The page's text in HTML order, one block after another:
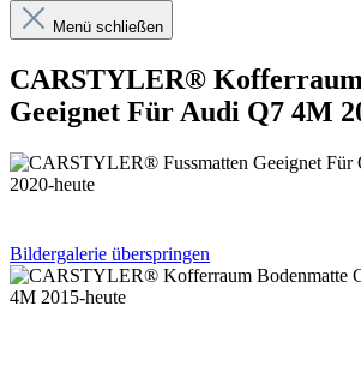
Menü schließen
CARSTYLER®
Geeignet Für Audi Q7 4M
Bildergalerie überspringen